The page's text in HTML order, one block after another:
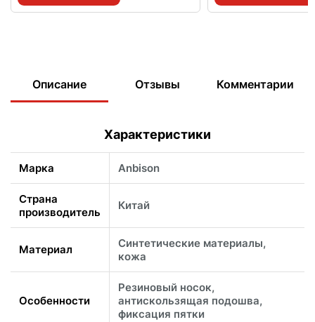
Описание Отзывы Комментарии
Характеристики
Марка Anbison
Страна
производитель
Китай
Материал
Синтетические материалы,
кожа
Особенности
Резиновый носок,
антискользящая подошва,
фиксация пятки